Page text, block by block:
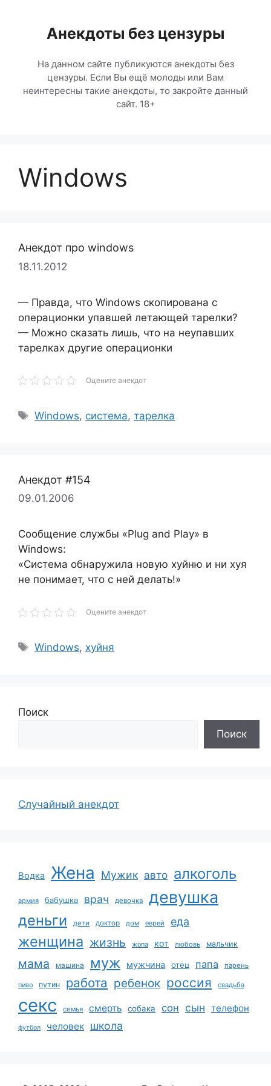
содержимомуАнекдоты без цензуры
На данном сайте публикуются анекдоты без
цензуры. Если Вы ещё молоды или Вам
неинтересны такие анекдоты, то закройте данный
сайт. 18+
Windows
Анекдот про windows
18.11.2012
— Правда, что Windows скопирована с
операционки упавшей летающей тарелки?
— Можно сказать лишь, что на неупавших
тарелках другие операционки
Оцените анекдот
Метки
Windows, система,тарелка
Анекдот #154
09.01.2006
Сообщение службы «Plug and Play» в
Windows:
«Система обнаружила новую хуйню и ни хуя
не понимает, что с ней делать!»
Оцените анекдот
Метки
Windows, хуйня
Поиск
Поиск
Случайный анекдот
Водка Жена Мужик авто алкоголь
армия бабушка врач девочка девушка
деньги дети доктор дом еврей еда
женщина жизнь жопа кот любовь мальчик
мама машина муж мужчина отец папа парень
пиво путин работа ребенок россия свадьба
секс семья смерть собака сон сын телефон
футбол человек школа